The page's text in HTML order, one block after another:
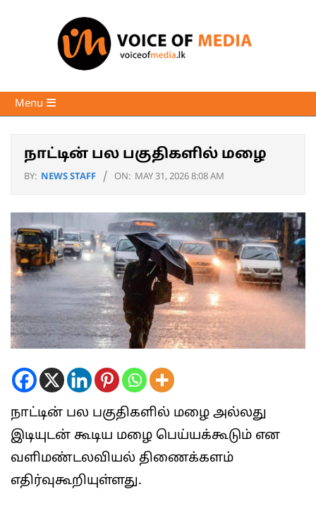
Voice
of
Primary
Navigation
Menu
நாட்டின் பல பகுதிகளில் மழை
BY: NEWS STAFF ON: MAY 31, 2026 8:08 AM
நாட்டின் பல பகுதிகளில் மழை அல்லது
இடியுடன் கூடிய மழை பெய்யக்கூடும் என
வளிமண்டலவியல் திணைக்களம்
எதிர்வுகூறியுள்ளது.